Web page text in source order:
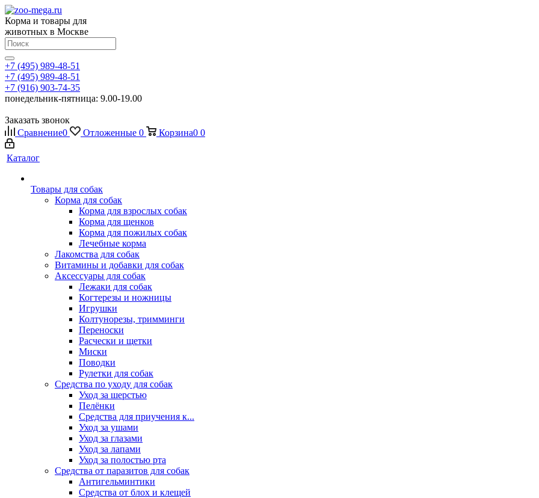
Корма и товары для
животных в Москве
+7 (495) 989-48-51
+7 (495) 989-48-51
+7 (916) 903-74-35
понедельник-пятница: 9.00-19.00
Заказать звонок
Сравнение0 Отложенные 0 Корзина0 0
Каталог
Товары для собак
Корма для собак
Корма для взрослых собак
Корма для щенков
Корма для пожилых собак
Лечебные корма
Лакомства для собак
Витамины и добавки для собак
Аксессуары для собак
Лежаки для собак
Когтерезы и ножницы
Игрушки
Колтунорезы, тримминги
Переноски
Расчески и щетки
Миски
Поводки
Рулетки для собак
Средства по уходу для собак
Уход за шерстью
Пелёнки
Средства для приучения к...
Уход за ушами
Уход за глазами
Уход за лапами
Уход за полостью рта
Средства от паразитов для собак
Антигельминтики
Средства от блох и клещей